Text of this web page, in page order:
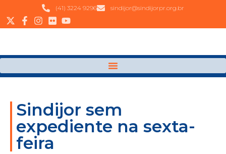
(41) 3224 9296 sindijor@sindijorpr.org.br
Sindijor sem
expediente na sexta-
feira